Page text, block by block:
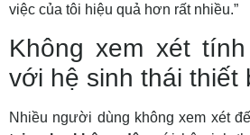
việc của tôi hiệu quả hơn rất nhiều.”
Không xem xét
với hệ sinh thái thiết
Nhiều người dùng không xem xét